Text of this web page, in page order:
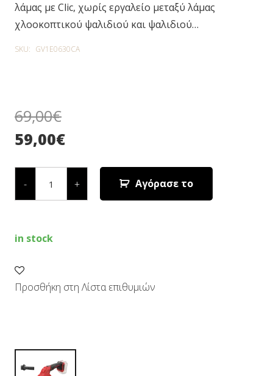
λάμας με Clic, χωρίς εργαλείο μεταξύ λάμας
χλοοκοπτικού ψαλιδιού και ψαλιδιού…
SKU: GV1E0630CA
69,00€
59,00€
-
ΠΟΛΥΕΡΓΑΛΕΙΟ
ΚΗΠΟΥ
ΜΠΑΤΑΡΙΑΣ
(SOLO)
+ Αγόρασε το
in stock
Προσθήκη στη Λίστα επιθυμιών